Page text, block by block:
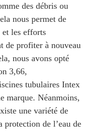
des débris ou
nous permet de
et les efforts
de profiter à nouveau
nous avons opté
3,66,
tubulaires Intex
marque. Néanmoins,
une variété de
protection de l’eau de